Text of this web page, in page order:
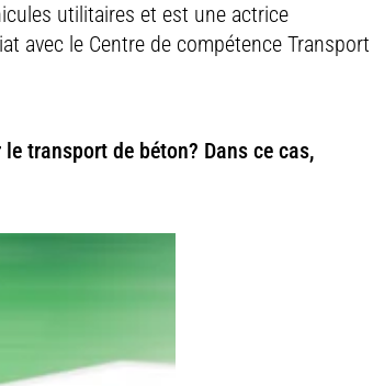
utilitaires et est une actrice
avec le Centre de compétence Transport
transport de béton? Dans ce cas,